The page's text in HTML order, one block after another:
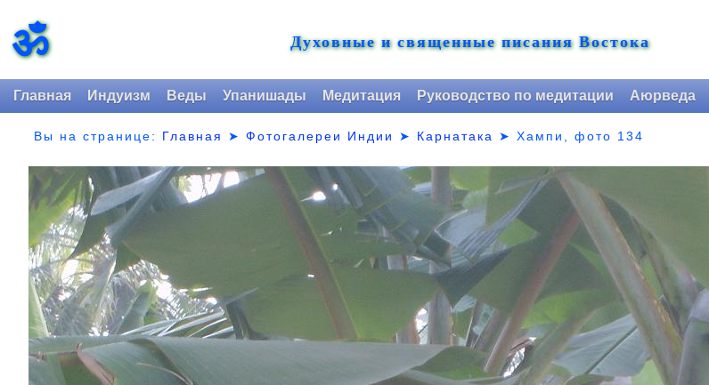
ॐ Духовные и священные писания Востока
Главная Индуизм Веды Упанишады Медитация Руководство по медитации Аюрведа
Вы на странице: Главная ➤Фотогалереи Индии ➤ Карнатака ➤Хампи, фото 134